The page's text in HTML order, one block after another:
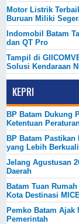
Motor Listrik
Buruan Miliki
Indomobil Batam
dan QT Pro
Tampil di
Solusi Kendaraan
KEPRI
BP Batam Dukung
Ketentuan
BP Batam Pastikan
yang Lebih
Jelang Agustusan
Daerah
Batam Tuan
Kota Destinasi MICE
Pemko Batam Ajak
Pemerintah